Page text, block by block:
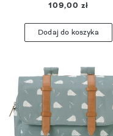
109,00 zł
Dodaj do koszyka